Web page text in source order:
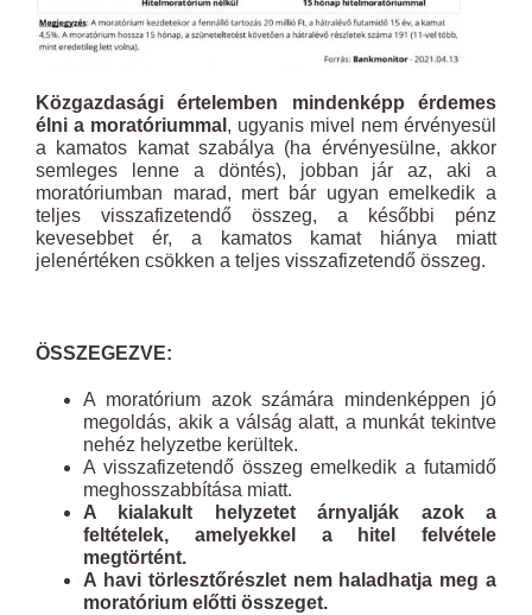
Közgazdasági értelemben mindenképp érdemes
élni a moratóriummal , ugyanis mivel nem érvényesül
a kamatos kamat szabálya (ha érvényesülne, akkor
semleges lenne a döntés), jobban jár az, aki a
moratóriumban marad, mert bár ugyan emelkedik a
teljes visszafizetendő összeg, a későbbi pénz
kevesebbet ér, a kamatos kamat hiánya miatt
jelenértéken csökken a teljes visszafizetendő összeg.
ÖSSZEGEZVE:
A moratórium azok számára mindenképpen jó
megoldás, akik a válság alatt, a munkát tekintve
nehéz helyzetbe kerültek.
A visszafizetendő összeg emelkedik a futamidő
meghosszabbítása miatt.
A kialakult helyzetet árnyalják azok a
feltételek, amelyekkel a hitel felvétele
megtörtént.
A havi törlesztőrészlet nem haladhatja meg a
moratórium előtti összeget.